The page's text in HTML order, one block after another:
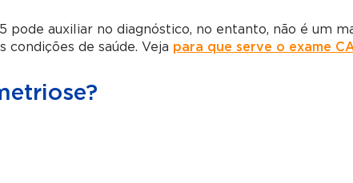
pode auxiliar no diagnóstico, no entanto, não é um
de saúde. Veja para que serve o exame